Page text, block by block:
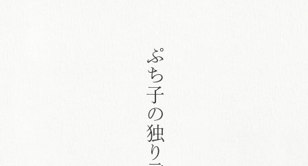
ぷち子の独り言